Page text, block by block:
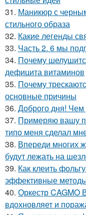
31. Маникюр с
стильного образа
32. Какие легенды
33. Часть 2. 6 мы
34. Почему
дефицита витаминов
35. Почему
основные причины
36. Доброго дня! Чем
37. Примеряю вашу
типо меня сделал
38. Впереди многих
будут лежать на
39. Как клеить
эффективные
40. Оркестр CAGMO
вдохновляет и